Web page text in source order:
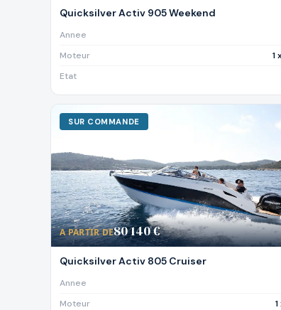
Quicksilver Activ 905 Weekend
Annee
Moteur
1
Etat
SUR COMMANDE
A PARTIR DE80 140 €
Quicksilver Activ 805 Cruiser
Annee
Moteur